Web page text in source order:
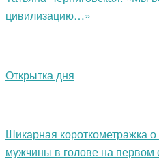
цивилизацию…»
Открытка дня
Шикарная короткометражка о
мужчины в голове на первом